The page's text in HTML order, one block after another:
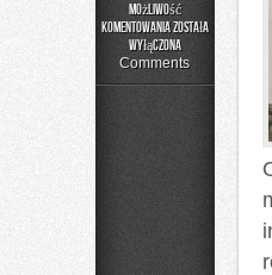
Możliwość
komentowania
Zapachowe
Inspiracje
została
wyłączona
Comments